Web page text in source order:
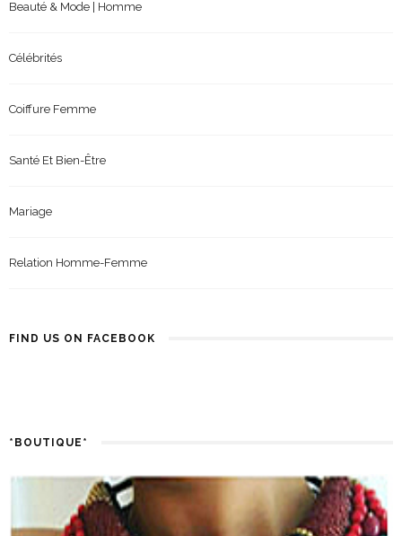
Beauté & Mode | Homme
Célébrités
Coiffure Femme
Santé Et Bien-Être
Mariage
Relation Homme-Femme
FIND US ON FACEBOOK
*BOUTIQUE*